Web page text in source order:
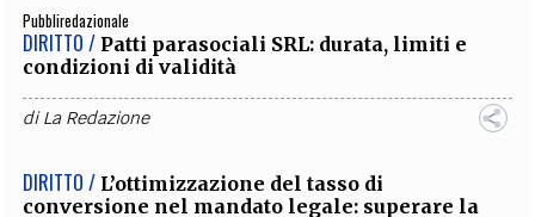
Pubbliredazionale
DIRITTO / Patti parasociali SRL: durata, limiti e
condizioni di validità
diLa Redazione
DIRITTO / L’ottimizzazione del tasso di
conversione nel mandato legale: superare la